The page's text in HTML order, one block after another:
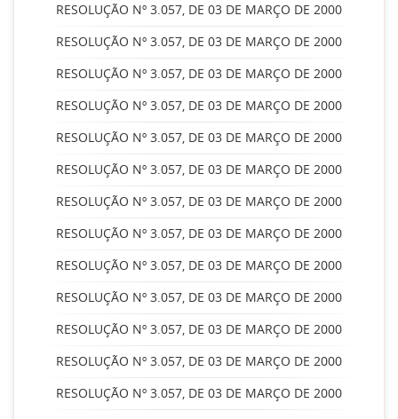
RESOLUÇÃO Nº 3.057, DE 03 DE MARÇO DE 2000
RESOLUÇÃO Nº 3.057, DE 03 DE MARÇO DE 2000
RESOLUÇÃO Nº 3.057, DE 03 DE MARÇO DE 2000
RESOLUÇÃO Nº 3.057, DE 03 DE MARÇO DE 2000
RESOLUÇÃO Nº 3.057, DE 03 DE MARÇO DE 2000
RESOLUÇÃO Nº 3.057, DE 03 DE MARÇO DE 2000
RESOLUÇÃO Nº 3.057, DE 03 DE MARÇO DE 2000
RESOLUÇÃO Nº 3.057, DE 03 DE MARÇO DE 2000
RESOLUÇÃO Nº 3.057, DE 03 DE MARÇO DE 2000
RESOLUÇÃO Nº 3.057, DE 03 DE MARÇO DE 2000
RESOLUÇÃO Nº 3.057, DE 03 DE MARÇO DE 2000
RESOLUÇÃO Nº 3.057, DE 03 DE MARÇO DE 2000
RESOLUÇÃO Nº 3.057, DE 03 DE MARÇO DE 2000